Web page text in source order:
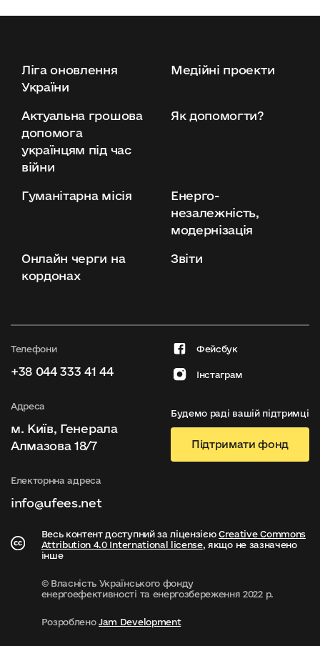
Ліга оновлення
України
Медійні проекти
Актуальна грошова
допомога
українцям під час
війни
Як допомогти?
Гуманітарна місія
Енерго-
незалежність,
модернізація
Онлайн черги на
кордонах
Звіти
Весь контент доступний за ліцензієюCreative Commons
Attribution 4.0 International license, якщо не зазначено
інше
© Власність Українського фонду
енергоефективності та енергозбереження 2022 р.
РозробленоJam Development
Телефони
+38 044 333 41 44
Адреса
м. Київ, Генерала
Алмазова 18/7
Електорнна адреса
info@ufees.net
Фейсбук
Інстаграм
Будемо раді вашій підтримці
Підтримати фонд